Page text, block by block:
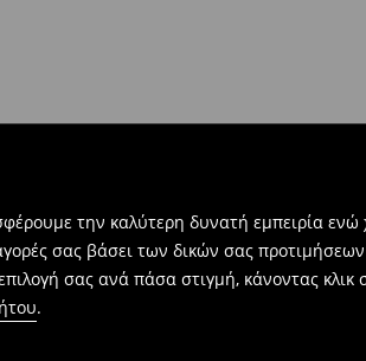
την καλύτερη δυνατή εμπειρία
σας βάσει των δικών σας
σας ανά πάσα στιγμή, κάνοντας κλικ
.